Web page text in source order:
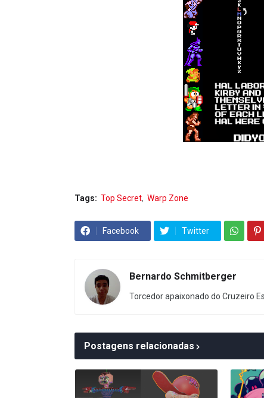
Tags: Top Secret Warp Zone
Facebook Twitter
Bernardo Schmitberger
Torcedor apaixonado do Cruzeiro
Postagens relacionadas